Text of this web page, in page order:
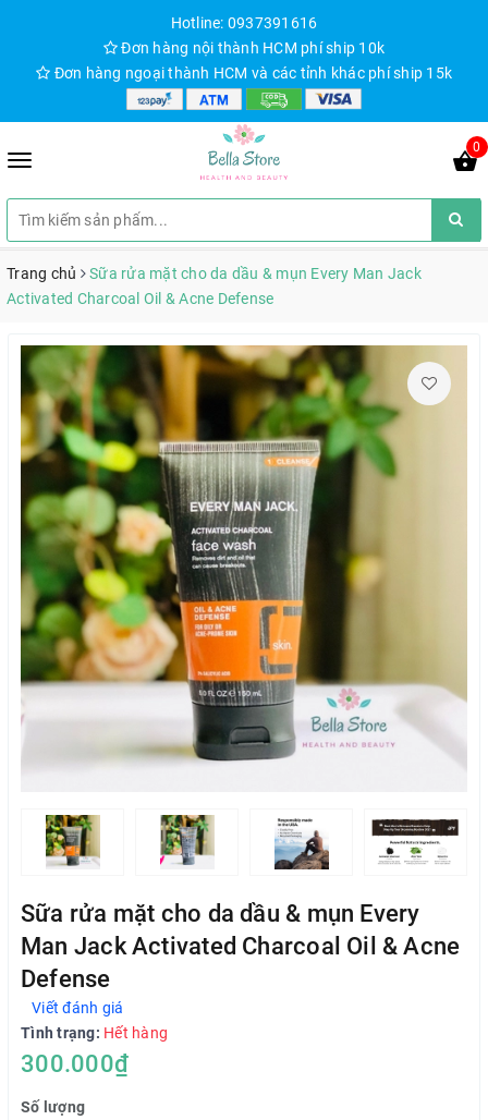
Hotline: 0937391616
Đơn hàng nội thành HCM phí ship 10k
Đơn hàng ngoại thành HCM và các tỉnh khác phí ship 15k
0
Trang chủ
Sữa rửa mặt cho da dầu & mụn Every Man Jack
Activated Charcoal Oil & Acne Defense
Sữa rửa mặt cho da dầu & mụn Every
Man Jack Activated Charcoal Oil & Acne
Defense
Viết đánh giá
Tình trạng: Hết hàng
300.000₫
Số lượng